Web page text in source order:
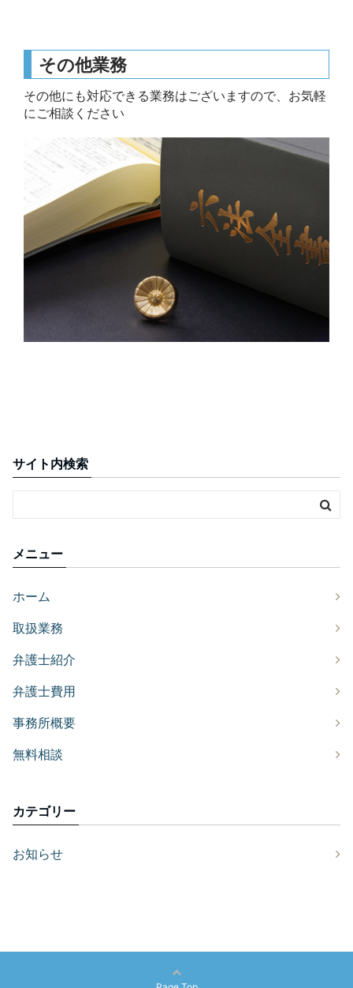
その他業務
その他にも対応できる業務はございますので、お気軽
にご相談ください
サイト内検索
メニュー
ホーム
取扱業務
弁護士紹介
弁護士費用
事務所概要
無料相談
カテゴリー
お知らせ